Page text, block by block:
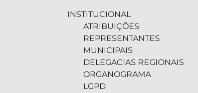
INSTITUCIONAL
ATRIBUIÇÕES
REPRESENTANTES
MUNICIPAIS
DELEGACIAS REGIONAIS
ORGANOGRAMA
LGPD